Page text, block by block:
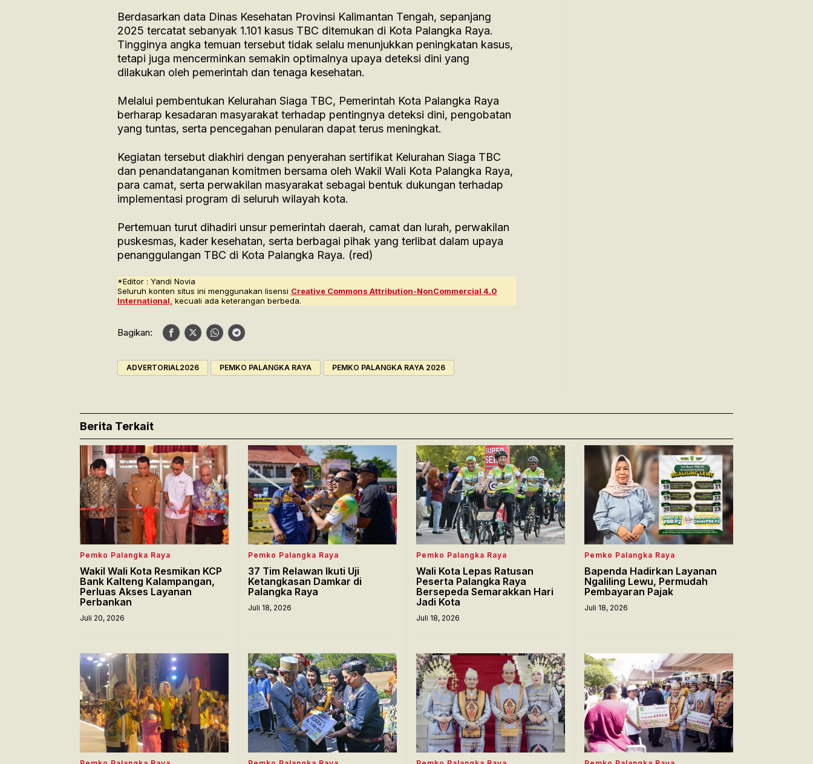
Berdasarkan data Dinas Kesehatan Provinsi Kalimantan Tengah, sepanjang
2025 tercatat sebanyak 1.101 kasus TBC ditemukan di Kota Palangka Raya.
Tingginya angka temuan tersebut tidak selalu menunjukkan peningkatan kasus,
tetapi juga mencerminkan semakin optimalnya upaya deteksi dini yang
dilakukan oleh pemerintah dan tenaga kesehatan.
Melalui pembentukan Kelurahan Siaga TBC, Pemerintah Kota Palangka Raya
berharap kesadaran masyarakat terhadap pentingnya deteksi dini, pengobatan
yang tuntas, serta pencegahan penularan dapat terus meningkat.
Kegiatan tersebut diakhiri dengan penyerahan sertifikat Kelurahan Siaga TBC
dan penandatanganan komitmen bersama oleh Wakil Wali Kota Palangka Raya,
para camat, serta perwakilan masyarakat sebagai bentuk dukungan terhadap
implementasi program di seluruh wilayah kota.
Pertemuan turut dihadiri unsur pemerintah daerah, camat dan lurah, perwakilan
puskesmas, kader kesehatan, serta berbagai pihak yang terlibat dalam upaya
penanggulangan TBC di Kota Palangka Raya. (red)
*Editor : Yandi Novia
Seluruh konten situs ini menggunakan lisensi Creative Commons Attribution-NonCommercial 4.0
International, kecuali ada keterangan berbeda.
Bagikan:
ADVERTORIAL2026 PEMKO PALANGKA RAYA PEMKO PALANGKA RAYA 2026
Berita Terkait
Pemko Palangka Raya
Wakil Wali Kota Resmikan KCP
Bank Kalteng Kalampangan,
Perluas Akses Layanan
Perbankan
Juli 20, 2026
Pemko Palangka Raya
37 Tim Relawan Ikuti Uji
Ketangkasan Damkar di
Palangka Raya
Juli 18, 2026
Pemko Palangka Raya
Wali Kota Lepas Ratusan
Peserta Palangka Raya
Bersepeda Semarakkan Hari
Jadi Kota
Juli 18, 2026
Pemko Palangka Raya
Bapenda Hadirkan Layanan
Ngaliling Lewu, Permudah
Pembayaran Pajak
Juli 18, 2026